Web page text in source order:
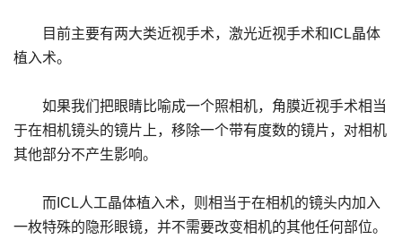
目前主要有两大类近视手术，激光近视手术和ICL晶体
植入术。
如果我们把眼睛比喻成一个照相机，角膜近视手术相当
于在相机镜头的镜片上，移除一个带有度数的镜片，对相机
其他部分不产生影响。
而ICL人工晶体植入术，则相当于在相机的镜头内加入
一枚特殊的隐形眼镜，并不需要改变相机的其他任何部位。